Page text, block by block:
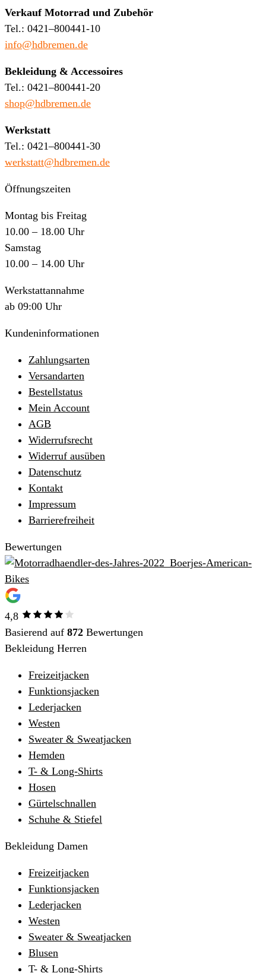
Verkauf Motorrad und Zubehör
Tel.: 0421–800441-10
info@hdbremen.de
Bekleidung & Accessoires
Tel.: 0421–800441-20
shop@hdbremen.de
Werkstatt
Tel.: 0421–800441-30
werkstatt@hdbremen.de
Öffnungszeiten
Montag bis Freitag
10.00 – 18.00 Uhr
Samstag
10.00 – 14.00 Uhr
Werkstattannahme
ab 09:00 Uhr
Kundeninformationen
Zahlungsarten
Versandarten
Bestellstatus
Mein Account
AGB
Widerrufsrecht
Widerruf ausüben
Datenschutz
Kontakt
Impressum
Barrierefreiheit
Bewertungen
4,8
Basierend auf 872 Bewertungen
Bekleidung Herren
Freizeitjacken
Funktionsjacken
Lederjacken
Westen
Sweater & Sweatjacken
Hemden
T- & Long-Shirts
Hosen
Gürtelschnallen
Schuhe & Stiefel
Bekleidung Damen
Freizeitjacken
Funktionsjacken
Lederjacken
Westen
Sweater & Sweatjacken
Blusen
T- & Long-Shirts